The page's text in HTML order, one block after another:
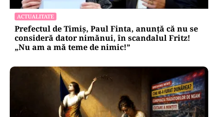
ACTUALITATE
Prefectul de Timiș, Paul Finta, anunță că nu se
consideră dator nimănui, în scandalul Fritz!
„Nu am a mă teme de nimic!”